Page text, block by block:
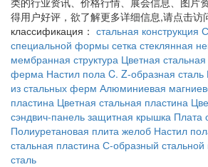
得用户好评，欲了解更多详细信息,请点击访
классификация： стальная конструкция
специальной формы сетка стеклянная
мембранная структура Цветная
ферма Настил пола C. Z-образная сталь
из стальных ферм Алюминиевая
пластина Цветная стальная пластина
сэндвич-панель защитная крышка Плата
Полиуретановая плита желоб Настил
стальная пластина С-образный стальной
сталь